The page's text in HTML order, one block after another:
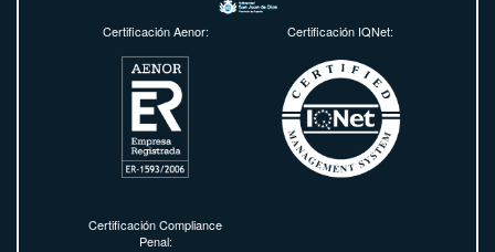
Certificación Aenor: Certificación IQNet:
Certificación Compliance
Penal: